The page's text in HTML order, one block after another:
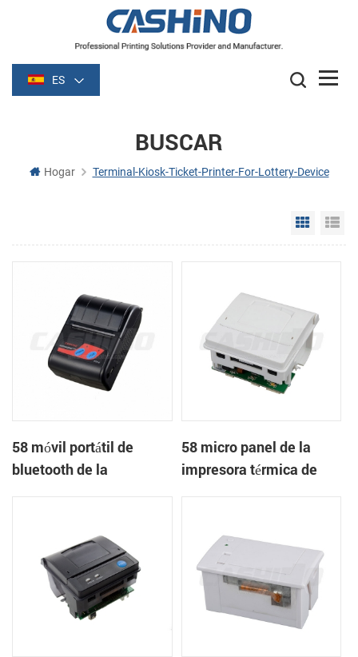
ES
BUSCAR
Hogar Terminal-Kiosk-Ticket-Printer-For-Lottery-Device
Grid
58 móvil portátil de
bluetooth de la
58 micro panel de la
impresora térmica de